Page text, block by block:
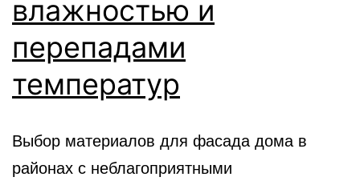
влажностью и
перепадами
температур
Выбор материалов для фасада дома в
районах с неблагоприятными